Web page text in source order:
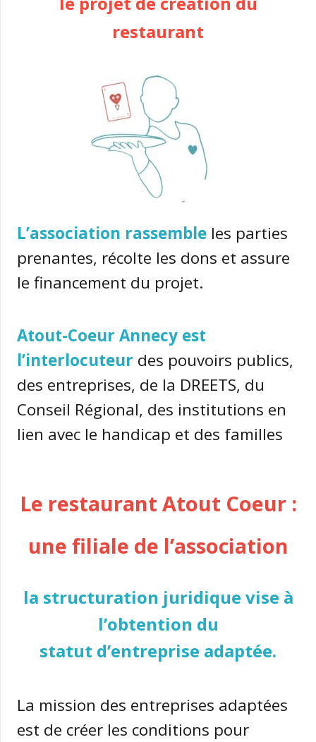
restaurant
L’association rassemble les parties
prenantes, récolte les dons et assure
le financement du projet.
Atout-Coeur Annecy est
l’interlocuteur des pouvoirs publics,
des entreprises, de la DREETS, du
Conseil Régional, des institutions en
lien avec le handicap et des familles
Le restaurant Atout Coeur :
une filiale de l’association
la structuration juridique vise à
l’obtention du
statut d’entreprise adaptée.
La mission des entreprises adaptées
est de créer les conditions pour